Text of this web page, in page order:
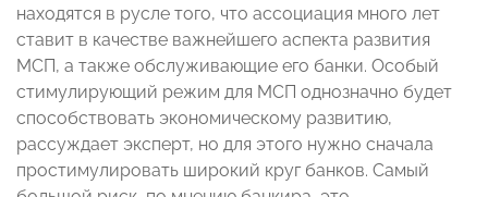
находятся в русле того, что ассоциация много лет
ставит в качестве важнейшего аспекта развития
МСП, а также обслуживающие его банки. Особый
стимулирующий режим для МСП однозначно будет
способствовать экономическому развитию,
рассуждает эксперт, но для этого нужно сначала
простимулировать широкий круг банков. Самый